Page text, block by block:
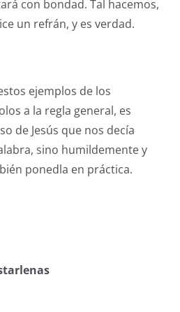
con bondad. Tal hacemos,
un refrán, y es verdad.
ejemplos de los
a la regla general, es
de Jesús que nos decía
sino humildemente y
ponedla en práctica.